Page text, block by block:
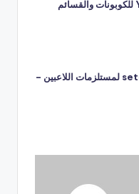
كود خصم ست اب ماستر setup master لمستلزمات اللاعبين –